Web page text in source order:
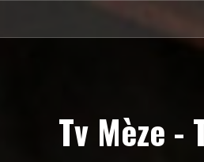
contenu
Tv Mèze -